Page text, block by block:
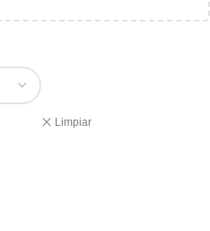
Limpiar